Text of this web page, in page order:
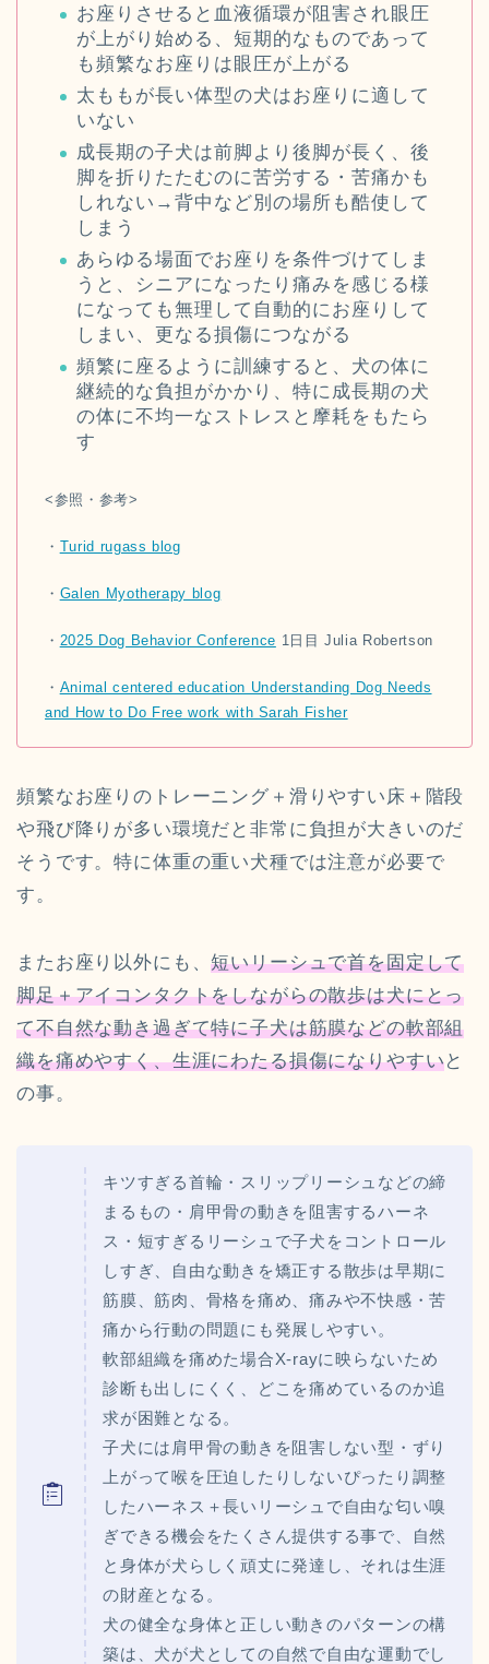
お座りさせると血液循環が阻害され眼圧
が上がり始める、短期的なものであって
も頻繁なお座りは眼圧が上がる
太ももが長い体型の犬はお座りに適して
いない
成長期の子犬は前脚より後脚が長く、後
脚を折りたたむのに苦労する・苦痛かも
しれない→背中など別の場所も酷使して
しまう
あらゆる場面でお座りを条件づけてしま
うと、シニアになったり痛みを感じる様
になっても無理して自動的にお座りして
しまい、更なる損傷につながる
頻繁に座るように訓練すると、犬の体に
継続的な負担がかかり、特に成長期の犬
の体に不均一なストレスと摩耗をもたら
す
<参照・参考>
・ Turid rugass blog
・ Galen Myotherapy blog
・ 2025 Dog Behavior Conference 1日目 Julia Robertson
・ Animal centered education Understanding Dog Needs
and How to Do Free work with Sarah Fisher
頻繁なお座りのトレーニング＋滑りやすい床＋階段
や飛び降りが多い環境だと非常に負担が大きいのだ
そうです。特に体重の重い犬種では注意が必要で
す。
またお座り以外にも、短いリーシュで首を固定して
脚足＋アイコンタクトをしながらの散歩は犬にとっ
て不自然な動き過ぎて特に子犬は筋膜などの軟部組
織を痛めやすく、生涯にわたる損傷になりやすいと
の事。
キツすぎる首輪・スリップリーシュなどの締
まるもの・肩甲骨の動きを阻害するハーネ
ス・短すぎるリーシュで子犬をコントロール
しすぎ、自由な動きを矯正する散歩は早期に
筋膜、筋肉、骨格を痛め、痛みや不快感・苦
痛から行動の問題にも発展しやすい。
軟部組織を痛めた場合X-rayに映らないため
診断も出しにくく、どこを痛めているのか追
求が困難となる。
子犬には肩甲骨の動きを阻害しない型・ずり
上がって喉を圧迫したりしないぴったり調整
したハーネス＋長いリーシュで自由な匂い嗅
ぎできる機会をたくさん提供する事で、自然
と身体が犬らしく頑丈に発達し、それは生涯
の財産となる。
犬の健全な身体と正しい動きのパターンの構
築は、犬が犬としての自然で自由な運動でし